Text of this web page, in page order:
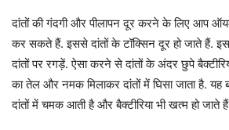
दांतों की गंदगी और पीलापन दूर करने के लिए आप
कर सकते हैं. इससे दांतों के टॉक्सिन दूर हो जाते हैं.
दांतों पर रगड़ें. ऐसा करने से दांतों के अंदर छुपे
का तेल और नमक मिलाकर दांतों में घिसा जाता है. यह
दांतों में चमक आती है और बैक्टीरिया भी खत्म हो जाते